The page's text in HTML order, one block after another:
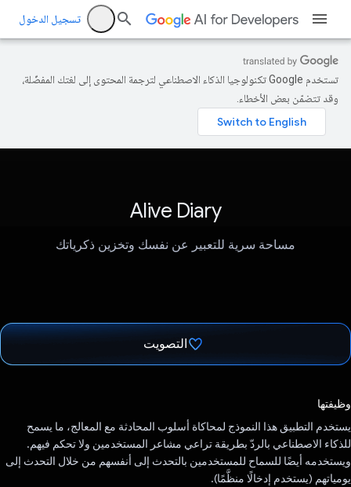
تسجيل الدخول
تستخدم Google تكنولوجيا الذكاء الاصطناعي لترجمة المحتوى إلى لغتك المفضّلة،
وقد تتضمّن بعض الأخطاء.
Alive Diary
مساحة سرية للتعبير عن نفسك وتخزين ذكرياتك
التصويت
وظيفتها
يستخدم التطبيق هذا النموذج لمحاكاة أسلوب المحادثة مع المعالج، ما يسمح
للذكاء الاصطناعي بالردّ بطريقة تراعي مشاعر المستخدمين ولا تحكم فيهم.
ويستخدمه أيضًا للسماح للمستخدمين بالتحدث إلى أنفسهم من خلال التحدث إلى
يومياتهم (يستخدم إدخالًا منظَّمًا).